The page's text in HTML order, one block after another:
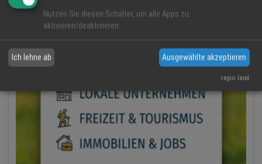
Nutzen Sie diesen Schalter, um alle Apps zu
aktivieren/deaktivieren.
Ich lehne ab Ausgewählte akzeptieren
regio.land